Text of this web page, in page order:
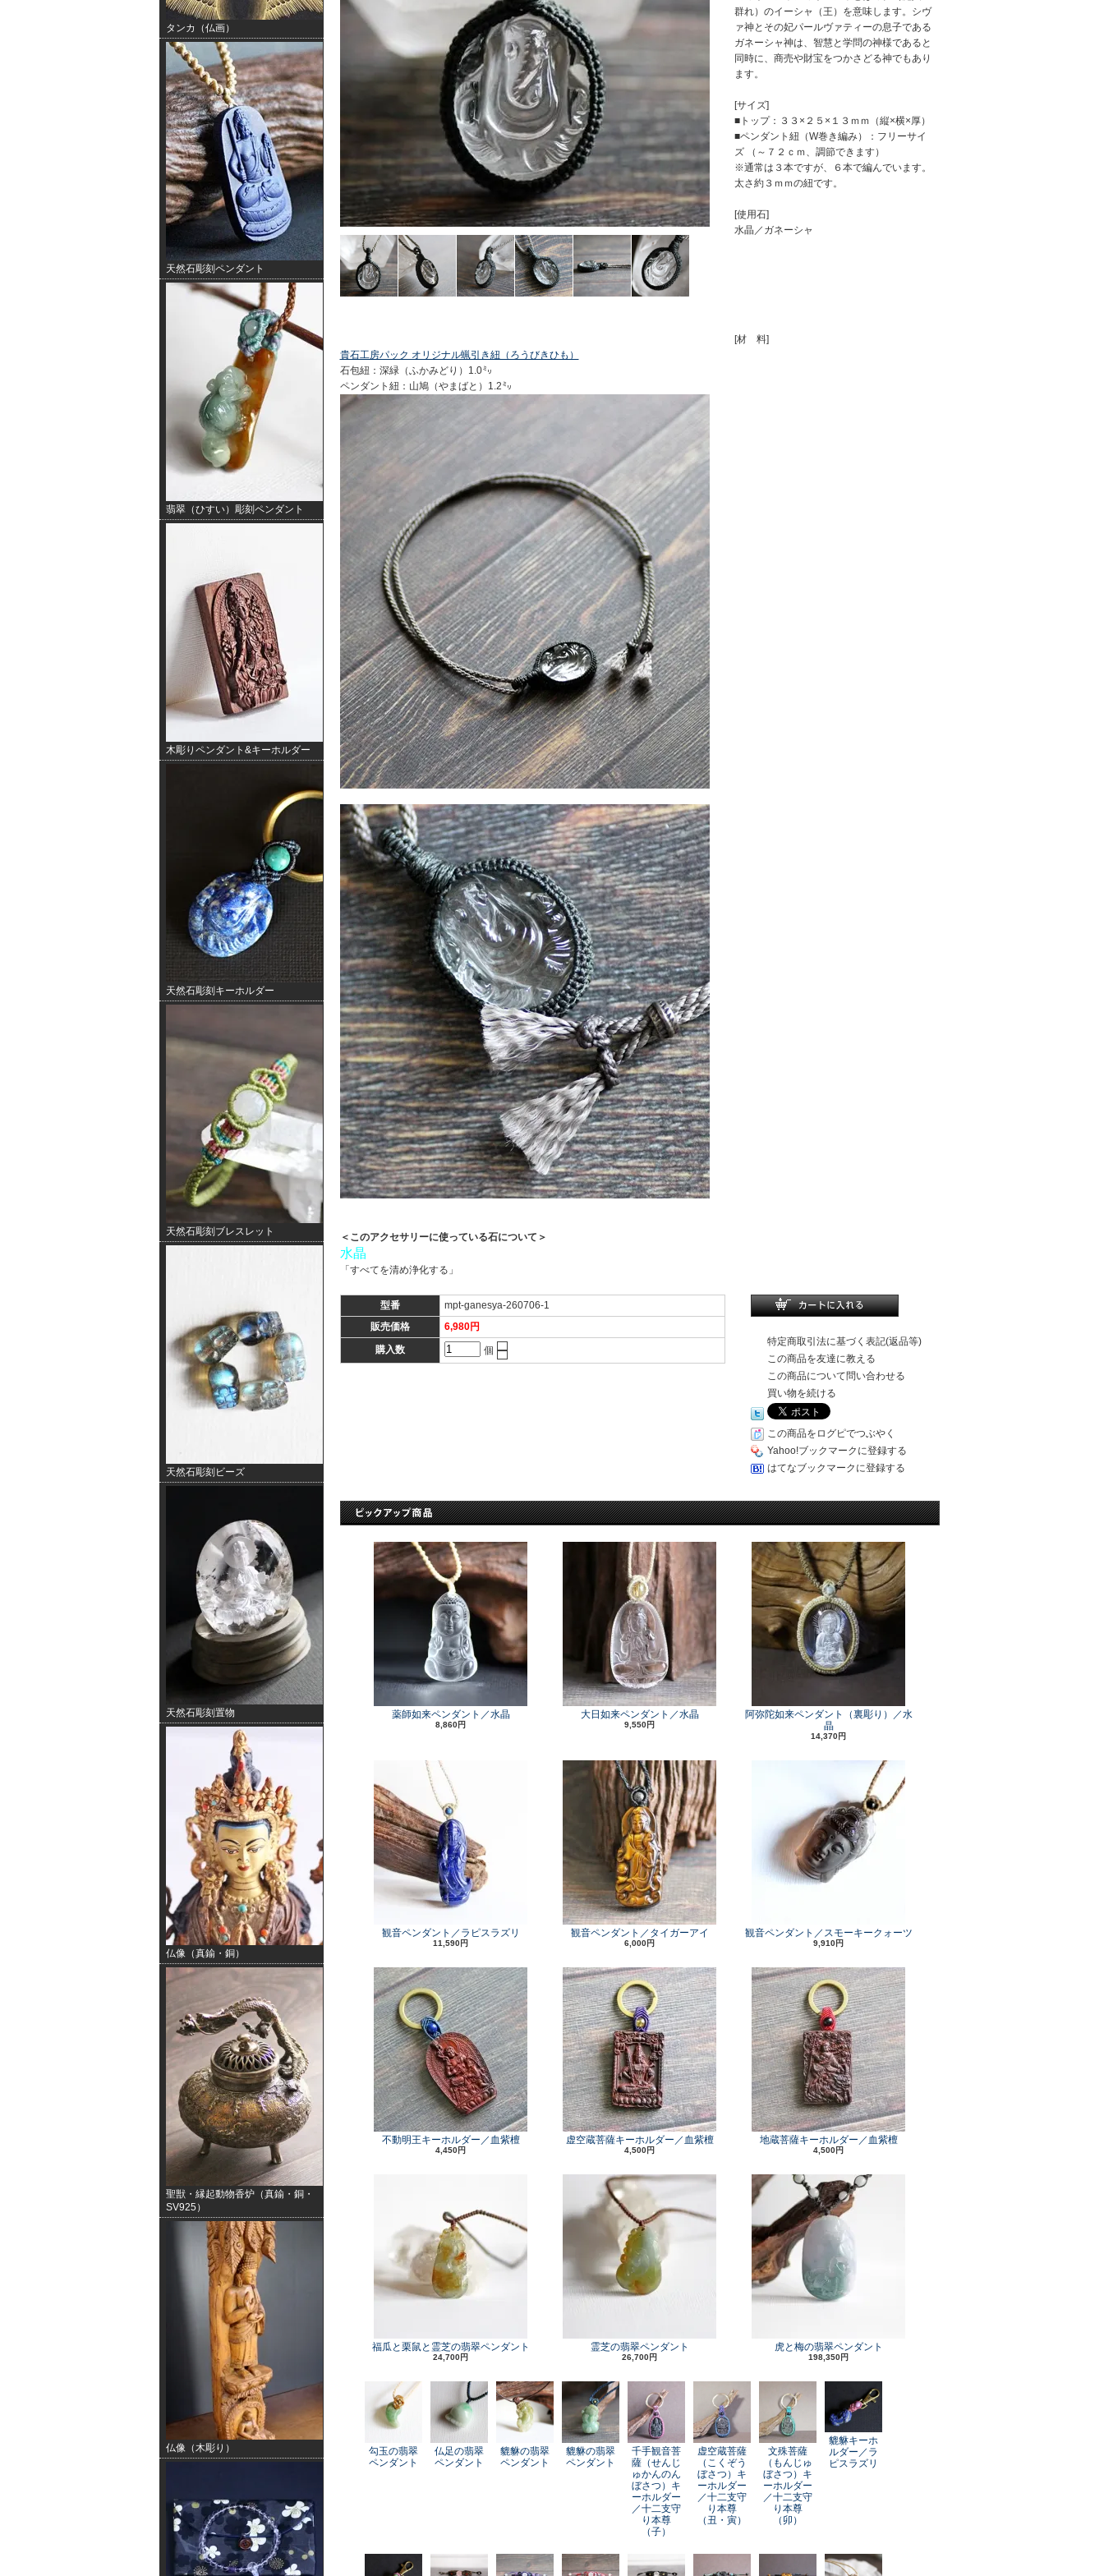
タンカ（仏画）
天然石彫刻ペンダント
翡翠（ひすい）彫刻ペンダント
木彫りペンダント&キーホルダー
天然石彫刻キーホルダー
天然石彫刻ブレスレット
天然石彫刻ビーズ
天然石彫刻置物
仏像（真鍮・銅）
聖獣・縁起動物香炉（真鍮・銅・
SV925）
仏像（木彫り）
群れ）のイーシャ（王）を意味します。シヴ
ァ神とその妃パールヴァティーの息子である
ガネーシャ神は、智慧と学問の神様であると
同時に、商売や財宝をつかさどる神でもあり
ます。
[サイズ]
■トップ：３３×２５×１３ｍｍ（縦×横×厚）
■ペンダント紐（W巻き編み）：フリーサイ
ズ （～７２ｃｍ、調節できます）
※通常は３本ですが、６本で編んでいます。
太さ約３ｍｍの紐です。
[使用石]
水晶／ガネーシャ
[材 料]
貴石工房パック オリジナル蝋引き紐（ろうびきひも）
石包紐：深緑（ふかみどり）1.0㍉
ペンダント紐：山鳩（やまばと）1.2㍉
＜このアクセサリーに使っている石について＞
水晶
「すべてを清め浄化する」
型番
mpt-ganesya-260706-1
販売価格
6,980円
購入数
個
特定商取引法に基づく表記(返品等)
この商品を友達に教える
この商品について問い合わせる
買い物を続ける
この商品をログピでつぶやく
Yahoo!ブックマークに登録する
はてなブックマークに登録する
薬師如来ペンダント／水晶
8,860円
大日如来ペンダント／水晶
9,550円
阿弥陀如来ペンダント（裏彫り）／水
晶
14,370円
観音ペンダント／ラピスラズリ
11,590円
観音ペンダント／タイガーアイ
6,000円
観音ペンダント／スモーキークォーツ
9,910円
不動明王キーホルダー／血紫檀
4,450円
虚空蔵菩薩キーホルダー／血紫檀
4,500円
地蔵菩薩キーホルダー／血紫檀
4,500円
福瓜と栗鼠と霊芝の翡翠ペンダント
24,700円
霊芝の翡翠ペンダント
26,700円
虎と梅の翡翠ペンダント
198,350円
勾玉の翡翠
ペンダント
仏足の翡翠
ペンダント
貔貅の翡翠
ペンダント
貔貅の翡翠
ペンダント
千手観音菩
薩（せんじ
ゅかんのん
ぼさつ）キ
ーホルダー
／十二支守
り本尊
（子）
虚空蔵菩薩
（こくぞう
ぼさつ）キ
ーホルダー
／十二支守
り本尊
（丑・寅）
文殊菩薩
（もんじゅ
ぼさつ）キ
ーホルダー
／十二支守
り本尊
（卯）
貔貅キーホ
ルダー／ラ
ピスラズリ